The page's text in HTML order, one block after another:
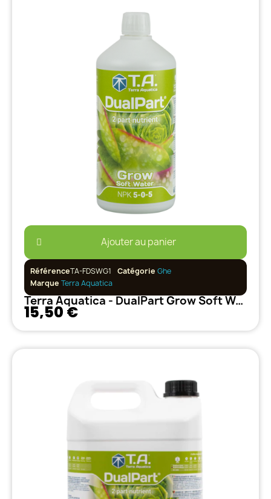
Ajouter au panier
RéférenceTA-FDSWG1 Catégorie Ghe
Marque Terra Aquatica
Terra Aquatica - DualPart Grow Soft Water - 1L
15,50 €